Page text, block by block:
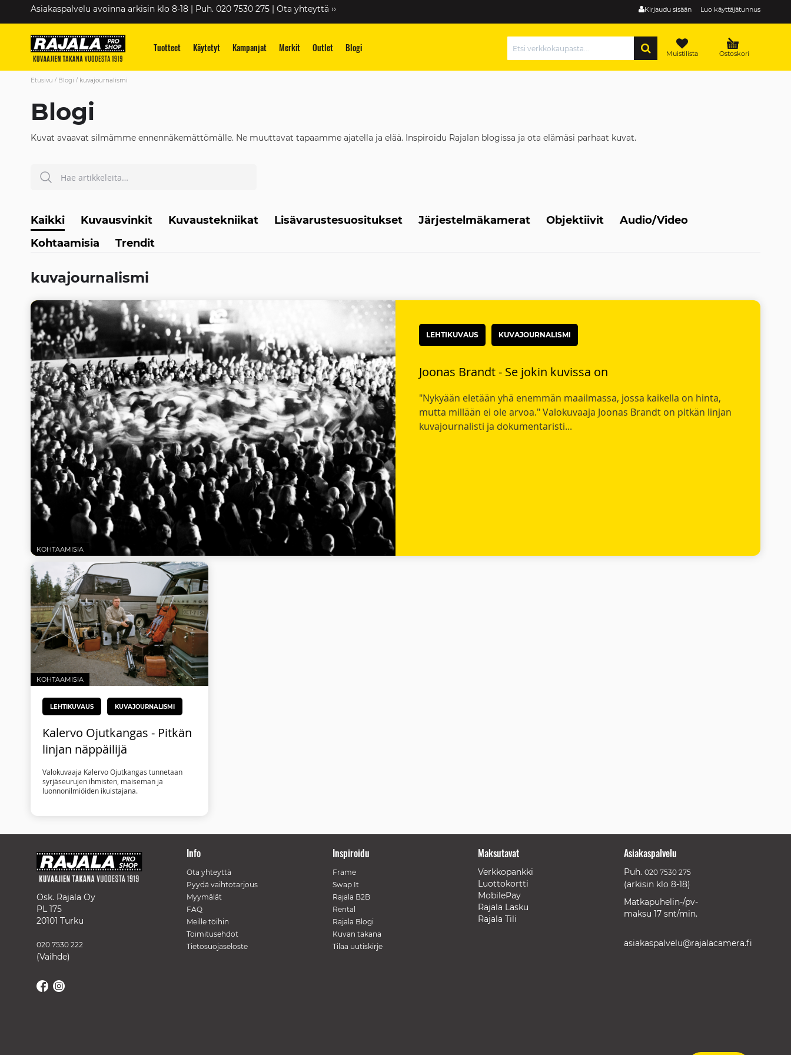
Skip
Kirjaudu sisään Luo käyttäjätunnus
Asiakaspalvelu avoinna arkisin klo 8-18 | Puh. 020 7530 275 | Ota yhteyttä ››
Tuotteet Käytetyt Kampanjat Merkit Outlet Blogi Ostoskori
Muistilista
Hae
Etusivu Blogi kuvajournalismi
Blogi
Kuvat avaavat silmämme ennennäkemättömälle. Ne muuttavat tapaamme ajatella ja elää. Inspiroidu Rajalan blogissa ja ota elämäsi parhaat kuvat.
Hae HAE
Kaikki Kuvausvinkit Kuvaustekniikat Lisävarustesuositukset Järjestelmäkamerat Objektiivit
Audio/Video
Kohtaamisia
Trendit
kuvajournalismi
KOHTAAMISIA
LEHTIKUVAUS KUVAJOURNALISMI
Joonas Brandt - Se jokin kuvissa on
"Nykyään eletään yhä enemmän maailmassa, jossa kaikella on hinta,
mutta millään ei ole arvoa." Valokuvaaja Joonas Brandt on pitkän linjan
kuvajournalisti ja dokumentaristi...
KOHTAAMISIA
LEHTIKUVAUS KUVAJOURNALISMI
Kalervo Ojutkangas - Pitkän
linjan näppäilijä
Valokuvaaja Kalervo Ojutkangas tunnetaan
syrjäseurujen ihmisten, maiseman ja
luonnonilmiöiden ikuistajana.
Osk. Rajala Oy
PL 175
20101 Turku
020 7530 222
(Vaihde)
Info
Ota yhteyttä
Pyydä vaihtotarjous
Myymälät
FAQ
Meille töihin
Toimitusehdot
Tietosuojaseloste
Inspiroidu
Frame
Swap It
Rajala B2B
Rental
Rajala Blogi
Kuvan takana
Tilaa uutiskirje
Maksutavat
Verkkopankki
Luottokortti
MobilePay
Rajala Lasku
Rajala Tili
Asiakaspalvelu
Puh. 020 7530 275
(arkisin klo 8-18)
Matkapuhelin-/pv-
maksu 17 snt/min.
asiakaspalvelu@rajalacamera.fi